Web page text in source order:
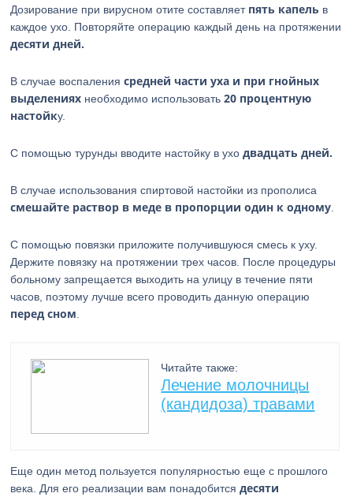
Дозирование при вирусном отите составляет пять капель в
каждое ухо. Повторяйте операцию каждый день на протяжении
десяти дней.
В случае воспалениясредней части уха и при гнойных
выделениях необходимо использовать20 процентную
настойку.
С помощью турунды вводите настойку в уходвадцать дней.
В случае использования спиртовой настойки из прополиса
смешайте раствор в меде в пропорции один к одному
С помощью повязки приложите получившуюся смесь к уху.
Держите повязку на протяжении трех часов. После процедуры
больному запрещается выходить на улицу в течение пяти
часов, поэтому лучше всего проводить данную операцию
перед сном
Читайте также:
Лечение молочницы
(кандидоза) травами
Еще один метод пользуется популярностью еще с прошлого
века. Для его реализации вам понадобитсядесяти